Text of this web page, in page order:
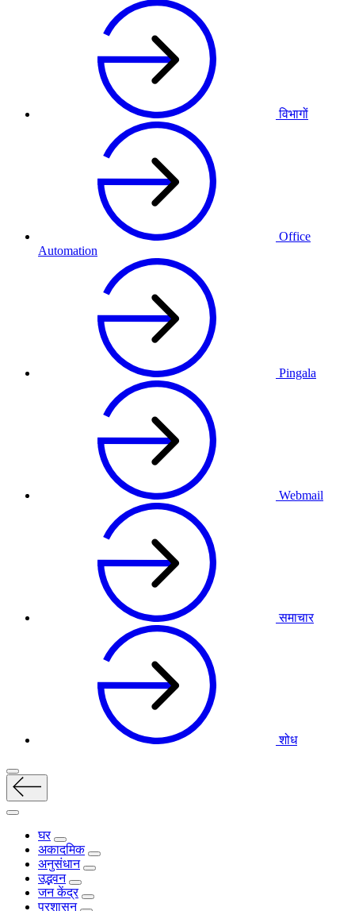
विभागों
Office
Automation
Pingala
Webmail
समाचार
शोध
घर
अकादमिक
अनुसंधान
उद्भवन
जन केंद्र
प्रशासन